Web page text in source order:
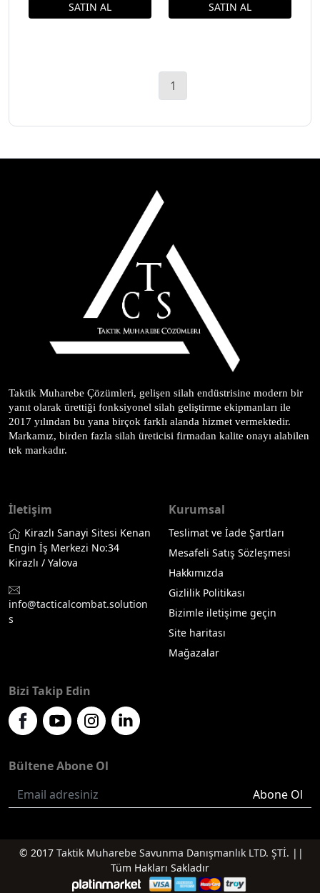
1
Taktik Muharebe Çözümleri, gelişen silah endüstrisine modern bir
yanıt olarak ürettiği fonksiyonel silah geliştirme ekipmanları ile
2017 yılından bu yana birçok farklı alanda hizmet vermektedir.
Markamız, birden fazla silah üreticisi firmadan kalite onayı alabilen
tek markadır.
İletişim
Kirazlı Sanayi Sitesi Kenan
Engin İş Merkezi No:34
Kirazlı / Yalova
info@tacticalcombat.solution
s
Kurumsal
Teslimat ve İade Şartları
Mesafeli Satış Sözleşmesi
Hakkımızda
Gizlilik Politikası
Bizimle iletişime geçin
Site haritası
Mağazalar
Bizi Takip Edin
Bültene Abone Ol
Abone Ol
© 2017 Taktik Muharebe Savunma Danışmanlık LTD. ŞTİ. ||
Tüm Hakları Sakladır